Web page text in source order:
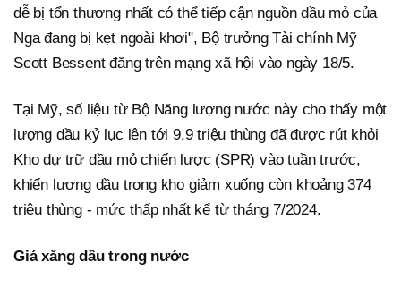
dễ bị tổn thương nhất có thể tiếp cận nguồn dầu mỏ của
Nga đang bị kẹt ngoài khơi", Bộ trưởng Tài chính Mỹ
Scott Bessent đăng trên mạng xã hội vào ngày 18/5.
Tại Mỹ, số liệu từ Bộ Năng lượng nước này cho thấy một
lượng dầu kỷ lục lên tới 9,9 triệu thùng đã được rút khỏi
Kho dự trữ dầu mỏ chiến lược (SPR) vào tuần trước,
khiến lượng dầu trong kho giảm xuống còn khoảng 374
triệu thùng - mức thấp nhất kể từ tháng 7/2024.
Giá xăng dầu trong nước